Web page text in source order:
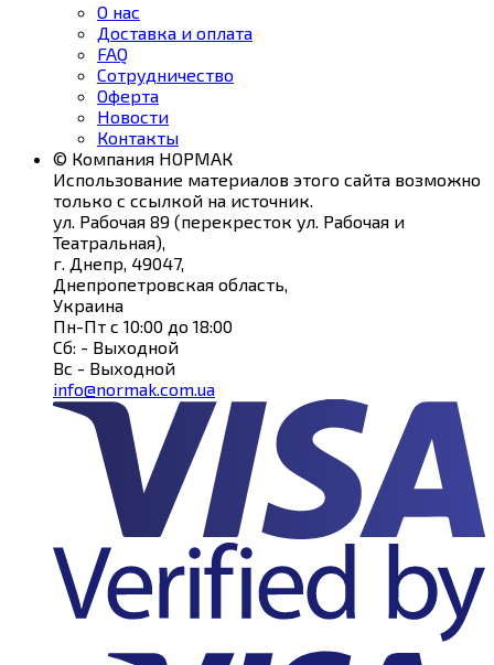
О нас
Доставка и оплата
FAQ
Сотрудничество
Оферта
Новости
Контакты
© Компания НОРМАК
Использование материалов этого сайта возможно
только с ссылкой на источник.
ул. Рабочая 89 (перекресток ул. Рабочая и
Театральная),
г. Днепр, 49047,
Днепропетровская область,
Украина
Пн-Пт с 10:00 до 18:00
Сб: - Выходной
Вс - Выходной
info@normak.com.ua